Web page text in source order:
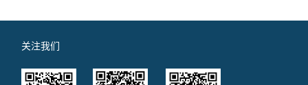
关注我们